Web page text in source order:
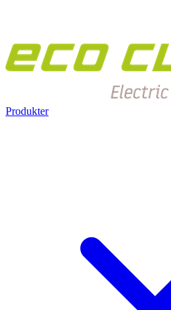
Produkter